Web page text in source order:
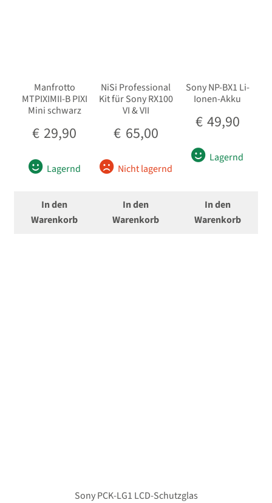
Manfrotto
MTPIXIMII-B PIXI
Mini schwarz
€ 29,90
Lagernd
In den
Warenkorb
NiSi Professional
Kit für Sony RX100
VI & VII
€ 65,00
Nicht lagernd
In den
Warenkorb
Sony NP-BX1 Li-
Ionen-Akku
€ 49,90
Lagernd
In den
Warenkorb
Sony PCK-LG1 LCD-Schutzglas